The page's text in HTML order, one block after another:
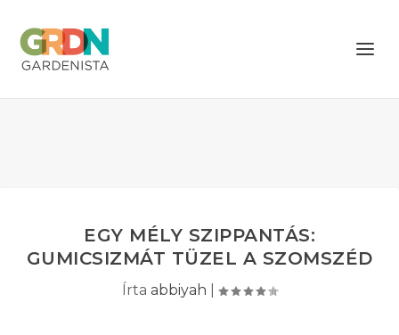
EGY MÉLY SZIPPANTÁS:
GUMICSIZMÁT TÜZEL A SZOMSZÉD
Írta abbiyah